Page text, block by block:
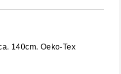
140cm. Oeko-Tex